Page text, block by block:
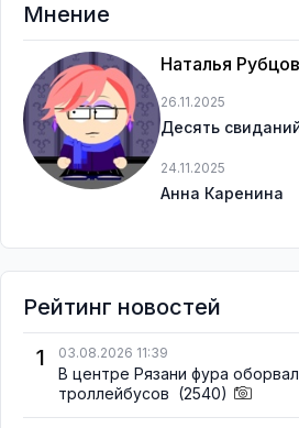
Мнение
Наталья
26.11.2025
Десять
24.11.2025
Анна Каренина
Рейтинг новостей
1
03.08.2026 11:39
В центре Рязани фура
троллейбусов (2540)